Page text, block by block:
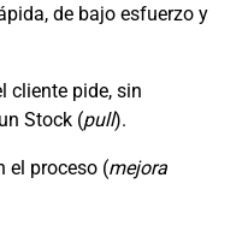
de bajo esfuerzo y
cliente pide, sin
Stock (pull).
el proceso (mejora